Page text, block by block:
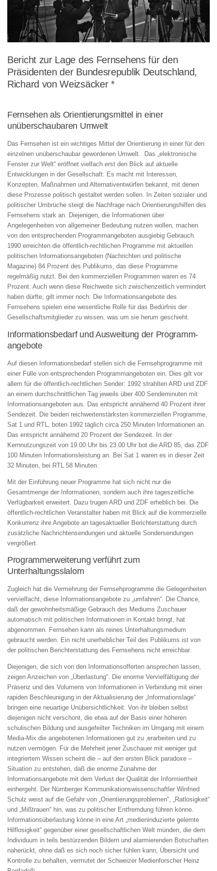
Bericht zur Lage des Fernsehens für den
Präsidenten der Bundesrepublik Deutschland,
Richard von Weizsäcker *
Fernsehen als Orientierungs­mittel in einer
unüberschau­baren Umwelt
Das Fernsehen ist ein wichtiges Mittel der Orientierung in einer für den
einzelnen unüberschaubar gewordenen Umwelt. Das „elektronische
Fenster zur Welt“ eröffnet vielfach erst den Blick auf aktuelle
Entwicklungen in der Gesellschaft: Es macht mit Interessen,
Konzepten, Maßnahmen und Alternativentwürfen bekannt, mit denen
diese Prozesse politisch gestaltet werden sollen. In Zeiten sozialer und
politischer Umbrüche steigt die Nachfrage nach Orientierungshilfen des
Fernsehens stark an. Diejenigen, die Informationen über
Angelegenheiten von allgemeiner Bedeutung nutzen wollen, machen
von den entsprechenden Programmangeboten ausgiebig Gebrauch.
1990 erreichten die öffentlich-rechtlichen Programme mit aktuellen
politischen Informationsangeboten (Nachrichten und politische
Magazine) 84 Prozent des Publikums, das diese Programme
regelmäßig nutzt. Bei den kommerziellen Programmen waren es 74
Prozent. Auch wenn diese Reichweite sich zwischenzeitlich vermindert
haben dürfte, gilt immer noch: Die Informationsangebote des
Fernsehens spielen eine wesentliche Rolle für das Bedürfnis der
Gesellschaftsmitglieder zu wissen, was um sie herum geschieht.
Informa­tionsbedarf und Ausweitung der Programm­
angebote
Auf diesen Informationsbedarf stellen sich die Fernsehprogramme mit
einer Fülle von entsprechenden Programmangeboten ein. Dies gilt vor
allem für die öffentlich-rechtlichen Sender: 1992 strahlten ARD und ZDF
an einem durchschnittlichen Tag jeweils über 400 Sendeminuten mit
Informationsangeboten aus. Das entspricht annähernd 40 Prozent ihrer
Sendezeit. Die beiden reichweitenstärksten kommerziellen Programme,
Sat 1 und RTL, boten 1992 täglich circa 250 Minuten Informationen an.
Das entspricht annähernd 20 Prozent der Sendezeit. In der
Kernnutzungszeit von 19.00 Uhr bis 23.00 Uhr bot die ARD 85, das ZDF
100 Minuten Informationsleistung an. Bei Sat 1 waren es in dieser Zeit
32 Minuten, bei RTL 58 Minuten.
Mit der Einführung neuer Programme hat sich nicht nur die
Gesamtmenge der Informationen, sondern auch ihre tageszeitliche
Verfügbarkeit erweitert. Dazu trugen ARD und ZDF erheblich bei. Die
öffentlich-rechtlichen Veranstalter haben mit Blick auf die kommerzielle
Konkurrenz ihre Angebote an tagesaktueller Berichterstattung durch
zusätzliche Nachrichtensendungen und aktuelle Sondersendungen
vergrößert.
Programmerweiterung verführt zum
Unterhaltungsslalom
Zugleich hat die Vermehrung der Fernsehprogramme die Gelegenheiten
vervielfacht, diese Informationsangebote zu „umfahren“. Die Chance,
daß der gewohnheitsmäßige Gebrauch des Mediums Zuschauer
automatisch mit politischen Informationen in Kontakt bringt, hat
abgenommen. Fernsehen kann als reines Unterhaltungsmedium
gebraucht werden. Ein nicht unerheblicher Teil des Publikums ist von
der politischen Berichterstattung des Fernsehens nicht erreichbar.
Diejenigen, die sich von den Informationsofferten ansprechen lassen,
zeigen Anzeichen von „Überlastung“. Die enorme Vervielfältigung der
Präsenz und des Volumens von Informationen in Verbindung mit einer
rapiden Beschleunigung in der Aktualisierung der „Informationslage“
bringen eine neuartige Unübersichtlichkeit. Von ihr bleiben selbst
diejenigen nicht verschont, die etwa auf der Basis einer höheren
schulischen Bildung und ausgefeilter Techniken im Umgang mit einem
Media-Mix die angebotenen Informationen gut zu ‚erarbeiten und zu
nutzen vermögen. Für die Mehrheit jener Zuschauer mit weniger gut
integriertem Wissen scheint die – auf den ersten Blick paradoxe –
Situation zu entstehen, daß die enorme Zunahme der
Informationsangebote mit dem Verlust der Qualität der Informiertheit
einhergeht. Der Nürnberger Kommunikationswissenschaftler Winfried
Schulz weist auf die Gefahr von „Orientierungsproblemen“, „Ratlosigkeit“
und „Mißtrauen“ hin, was zu politischer Entfremdung führen könne.
Informationsüberlastung könne in eine Art „medieninduzierte gelernte
Hilflosigkeit“ gegenüber einer gesellschaftlichen Welt münden, die dem
Individuum in teils bestürzenden Bildern und alarmierenden Botschaften
naherückt, ohne daß es sich noch sicher fühlen kann, Übersicht und
Kontrolle zu behalten, vermutet der Schweizer Medienforscher Heinz